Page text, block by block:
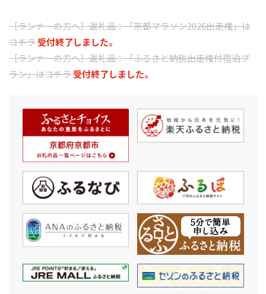
［ランナーの方へ］返礼品：「京都マラソン2026出走権」は
コチラ受付終了しました。
［ランナーの方へ］返礼品：「ふるさと納税出走権付宿泊プ
ラン」はコチラ受付終了しました。